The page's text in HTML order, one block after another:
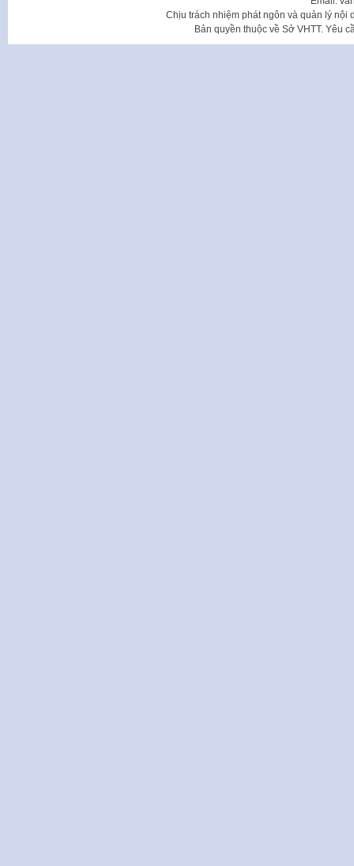
Chịu trách nhiệm phát ngôn và quản lý nội
Bản quyền thuộc về Sở VHTT. Yêu